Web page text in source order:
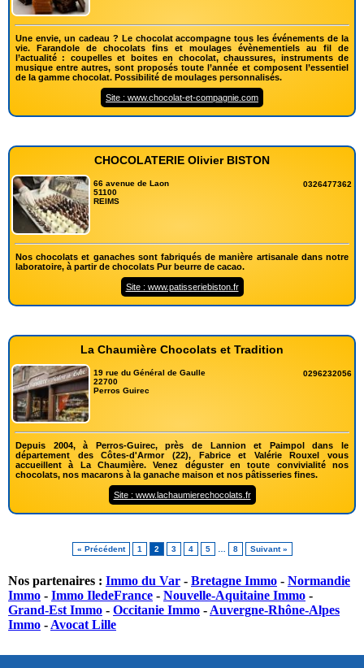
Une envie, un cadeau ? Le chocolat accompagne tous les événements de la
vie. Farandole de chocolats fins et moulages évènementiels au fil de
l’actualité : coupelles et boites en chocolat, chaussures, instruments de
musique entre autres, sont proposés toute l’année et composent l’essentiel
de la gamme chocolat. Possibilité de moulages personnalisés.
Site : www.chocolat-et-compagnie.com
CHOCOLATERIE Olivier BISTON
66 avenue de Laon
51100
REIMS
0326477362
Nos chocolats et ganaches sont fabriqués de manière artisanale dans notre
laboratoire, à partir de chocolats Pur beurre de cacao.
Site : www.patisseriebiston.fr
La Chaumière Chocolats et Tradition
19 rue du Général de Gaulle
22700
Perros Guirec
0296232056
Depuis 2004, à Perros-Guirec, près de Lannion et Paimpol dans le
département des Côtes-d'Armor (22), Fabrice et Valérie Rouxel vous
accueillent à La Chaumière. Venez déguster en toute convivialité nos
chocolats, nos macarons à la ganache maison et nos pâtisseries fines.
Site : www.lachaumierechocolats.fr
« Précédent 1 2 3 4 5 … 8 Suivant »
Nos partenaires : Immo du Var - Bretagne Immo - Normandie
Immo - Immo IledeFrance - Nouvelle-Aquitaine Immo -
Grand-Est Immo - Occitanie Immo -Auvergne-Rhône-Alpes
Immo -Avocat Lille